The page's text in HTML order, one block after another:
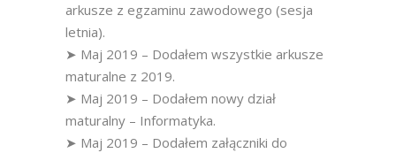
arkusze z egzaminu zawodowego (sesja
letnia).
➤ Maj 2019 – Dodałem wszystkie arkusze
maturalne z 2019.
➤ Maj 2019 – Dodałem nowy dział
maturalny – Informatyka.
➤ Maj 2019 – Dodałem załączniki do